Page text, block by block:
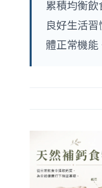
累積均衡
良好生活
體正常機能